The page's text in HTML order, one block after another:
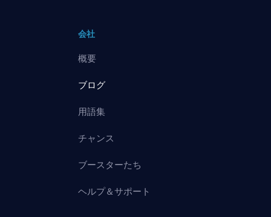
会社
概要
ブログ
用語集
チャンス
ブースターたち
ヘルプ＆サポート